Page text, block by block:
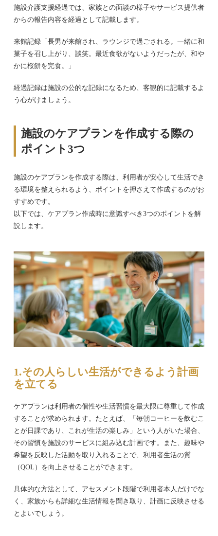
施設介護支援経過では、家族との面談の様子やサービス提供者
からの報告内容を経過として記載します。
来館記録「長男が来館され、ラウンジで過ごされる。一緒に和
菓子を召し上がり、談笑。最近食欲がないようだったが、和や
かに桜餅を完食。」
経過記録は施設の公的な記録になるため、客観的に記載するよ
う心がけましょう。
施設のケアプランを作成する際の
ポイント3つ
施設のケアプランを作成する際は、利用者が安心して生活でき
る環境を整えられるよう、ポイントを押さえて作成するのがお
すすめです。
以下では、ケアプラン作成時に意識すべき3つのポイントを解
説します。
1.その人らしい生活ができるよう計画
を立てる
ケアプランは利用者の個性や生活習慣を最大限に尊重して作成
することが求められます。たとえば、「毎朝コーヒーを飲むこ
とが日課であり、これが生活の楽しみ」という人がいた場合、
その習慣を施設のサービスに組み込む計画です。また、趣味や
希望を反映した活動を取り入れることで、利用者生活の質
（QOL）を向上させることができます。
具体的な方法として、アセスメント段階で利用者本人だけでな
く、家族からも詳細な生活情報を聞き取り、計画に反映させる
とよいでしょう。